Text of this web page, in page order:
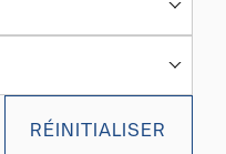
RÉINITIALISER